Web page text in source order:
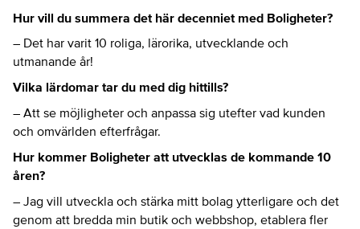
Hur vill du summera det här decenniet med Boligheter?
– Det har varit 10 roliga, lärorika, utvecklande och
utmanande år!
Vilka lärdomar tar du med dig hittills?
– Att se möjligheter och anpassa sig utefter vad kunden
och omvärlden efterfrågar.
Hur kommer Boligheter att utvecklas de kommande 10
åren?
– Jag vill utveckla och stärka mitt bolag ytterligare och det
genom att bredda min butik och webbshop, etablera fler